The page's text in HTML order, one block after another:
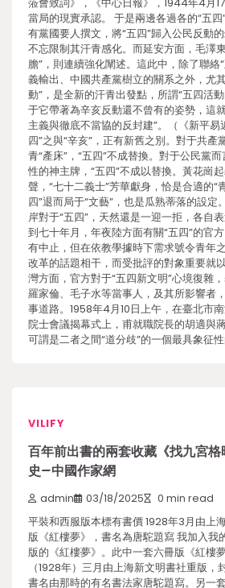
當局的現實承認。 于是兩邊各過各的“五
有黨國要人撰文，將“五四”歸入公民反動
不忘限制其汗青感化。而延安方面，毛澤
膽”，則連續強化闡述。這此中，除了聯絡
義輸出、中國共產黨樹立的關系之外，尤
動”，是全新的汗青出發點，所謂“五四活
于它帶著為辛亥反動還不曾有的姿勢，這
主義與徹底不當協的反封建”。（《新平易
四”之與“辛亥”，正有新舊之別。對于共產
青“產床”，“五四”不成替換。對于公民黨
性的神主牌，“五四”不成以替換。黃花崗
聲，“七十二義士”芳華獻身，恰是合適的“
四”退而局于“文藝”，也是瓜熟蒂落的設定
岸對于“五四”，天然還是一迎一拒，各自
到七十年月，年夜陸方面有關“五四”的官
有中止，但在依教學據時下需求號令青年
改革的話題相干，而受批評的對象重要就
灣方面，官方對于“五四新文明”心境復雜
羅家倫、毛子水等當事人，及其所影響者
事道路。1958年4月10日上午，在臺北市
院士會議揭幕式上，甫就職院長的胡適與
可謂是二者之間“道分歧”的一個最具象征
VILIFY
百年前出書的兩套收藏《找九宮
史–中國作家網
admin 03/18/2025 0 min read
平裝和西服版本標有書價 1928年3月由上
版《紅樓夢》，書名為唐駝題寫 我加入我
版的《紅樓夢》。此中一套六冊版《紅樓
（1928年）三月由上海新文明書社重版，
書名由那時的有名書法家唐駝題寫。另一